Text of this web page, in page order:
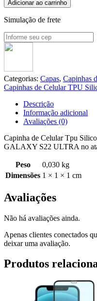
Adicionar ao carrinho
Simulação de frete
Categorias: Capas, Capinhas
Capinhas de Celular TPU
Descrição
Informação adicional
Avaliações (0)
Capinha de Celular Tpu
GALAXY S22 ULTRA no
Peso
0,030 kg
Dimensões 1 × 1 × 1 cm
Avaliações
Não há avaliações ainda.
Apenas clientes conectados
deixar uma avaliação.
Produtos